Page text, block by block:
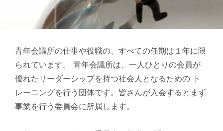
青年会議所の仕事や役職の、すべての任期は１年に限
られています。 青年会議所は、一人ひとりの会員が
優れたリーダーシップを持つ社会人となるための ト
レーニングを行う団体です。皆さんが入会するとまず
事業を行う委員会に所属します。